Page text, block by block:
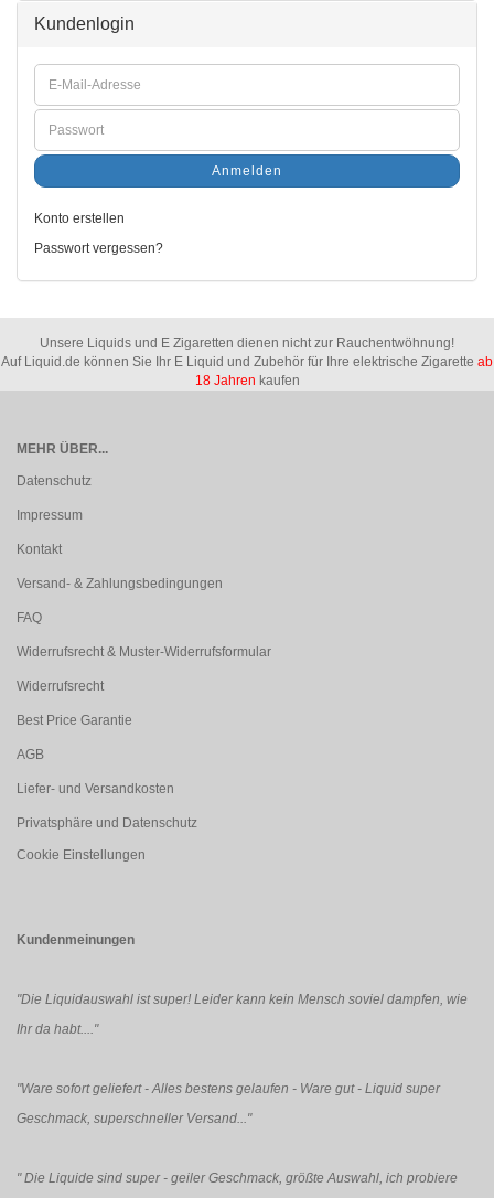
Kundenlogin
Anmelden
Konto erstellen
Passwort vergessen?
Unsere Liquids und E Zigaretten dienen nicht zur Rauchentwöhnung!
Auf Liquid.de können Sie Ihr E Liquid und Zubehör für Ihre elektrische Zigarette ab
18 Jahren kaufen
MEHR ÜBER...
Datenschutz
Impressum
Kontakt
Versand- & Zahlungsbedingungen
FAQ
Widerrufsrecht & Muster-Widerrufsformular
Widerrufsrecht
Best Price Garantie
AGB
Liefer- und Versandkosten
Privatsphäre und Datenschutz
Cookie Einstellungen
Kundenmeinungen
"Die Liquidauswahl ist super! Leider kann kein Mensch soviel dampfen, wie
Ihr da habt...."
"Ware sofort geliefert - Alles bestens gelaufen - Ware gut - Liquid super
Geschmack, superschneller Versand..."
"Die Liquide sind super - geiler Geschmack, größte Auswahl, ich probiere